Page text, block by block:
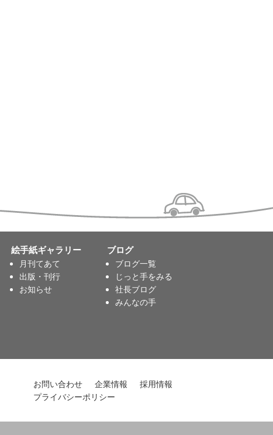
絵手紙ギャラリー
月刊てあて
出版・刊行
お知らせ
ブログ
ブログ一覧
じっと手をみる
社長ブログ
みんなの手
お問い合わせ 企業情報
採用情報
プライバシーポリシー